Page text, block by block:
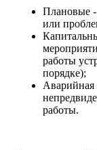
Плановые
или
работы
порядке);
работы.